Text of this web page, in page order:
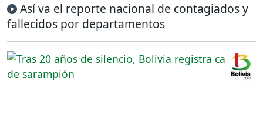
Así va el reporte nacional de contagiados y
fallecidos por departamentos